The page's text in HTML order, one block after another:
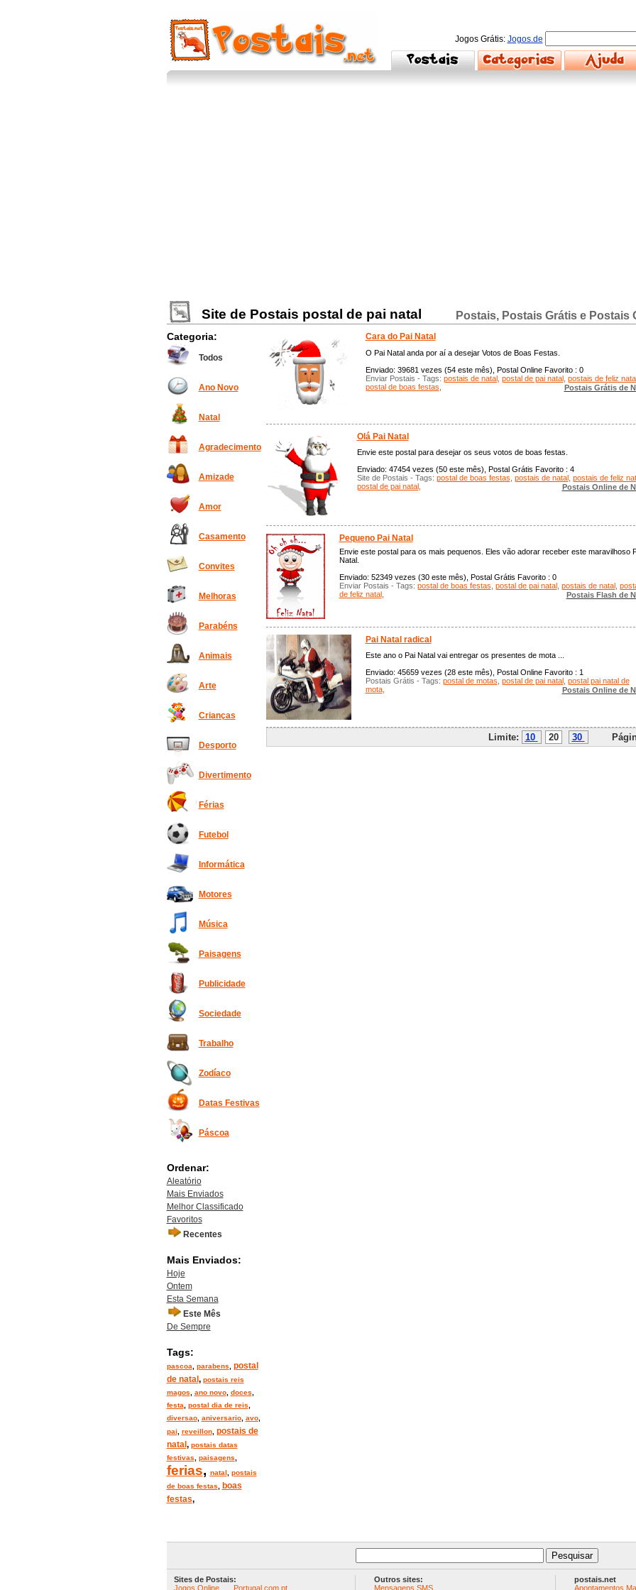
Jogos Grátis: Jogos.de
Site de Postais postal de pai natal Postais, Postais Grátis e Postais
Categoria:
Todos
Ano Novo
Natal
Agradecimento
Amizade
Amor
Casamento
Convites
Melhoras
Parabéns
Animais
Arte
Crianças
Desporto
Divertimento
Férias
Futebol
Informática
Motores
Música
Paisagens
Publicidade
Sociedade
Trabalho
Zodíaco
Datas Festivas
Páscoa
Ordenar:
Aleatório
Mais Enviados
Melhor Classificado
Favoritos
Recentes
Mais Enviados:
Hoje
Ontem
Esta Semana
Este Mês
De Sempre
Tags:
pascoa parabens
postal
de natal , postais reis
magos
ano novo, doces
festa
postal dia de reis
diversao, aniversario, avo,
pai
reveillon, postais de
natal , postais datas
festivas
paisagens
ferias, natal
postais
de boas festas
boas
festas,
Cara do Pai Natal
O Pai Natal anda por aí a desejar Votos de Boas Festas.
Enviado: 39681 vezes (54 este mês), Postal Online Favorito : 0
Enviar Postais - Tags: postais de natal, postal de pai natal, postais de feliz
postal de boas festas
Postais Grátis de
Olá Pai Natal
Envie este postal para desejar os seus votos de boas festas.
Enviado: 47454 vezes (50 este mês), Postal Grátis Favorito : 4
Site de Postais - Tags: postal de boas festas postais de natal, postais de feliz
postal de pai natal, Postais Online de
Pequeno Pai Natal
Envie este postal para os mais pequenos. Eles vão adorar receber este maravilhoso
Natal.
Enviado: 52349 vezes (30 este mês), Postal Grátis Favorito : 0
Enviar Postais - Tags: postal de boas festas postal de pai natal, postais de natal,
de feliz natal, Postais Flash de
Pai Natal radical
Este ano o Pai Natal vai entregar os presentes de mota ...
Enviado: 45659 vezes (28 este mês), Postal Online Favorito : 1
Postais Grátis - Tags: postal de motas postal de pai natal, postal pai natal de
mota, Postais Online de
Limite: 10 20 30
Sites de Postais:
Jogos Online
Portugal.com.pt
Outros sites:
Mensagens SMS
postais.net
Apontamentos